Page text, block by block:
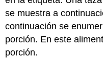
se muestra a
continuación se
porción. En este
porción.